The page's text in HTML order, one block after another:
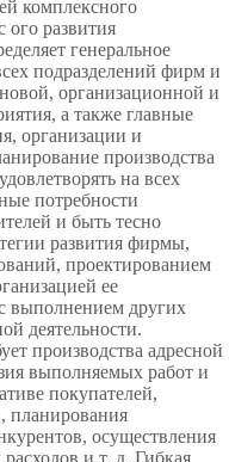
комплексного
ого развития
генеральное
подразделений фирм и
организационной и
а также главные
организации и
производства
на всех
потребности
и быть тесно
развития фирмы,
проектированием
ее
выполнением других
деятельности.
производства адресной
выполняемых работ и
покупателей,
планирования
осуществления
и т. д. Гибкая